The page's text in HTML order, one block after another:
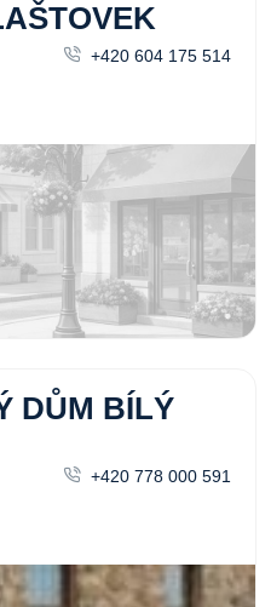
+420 604 175 514
DŮM BÍLÝ
+420 778 000 591